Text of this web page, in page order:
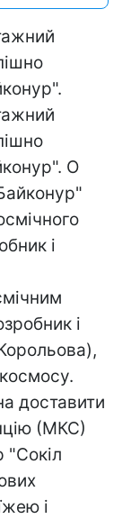
О
і
і
доставити
(МКС)
"Сокіл
і